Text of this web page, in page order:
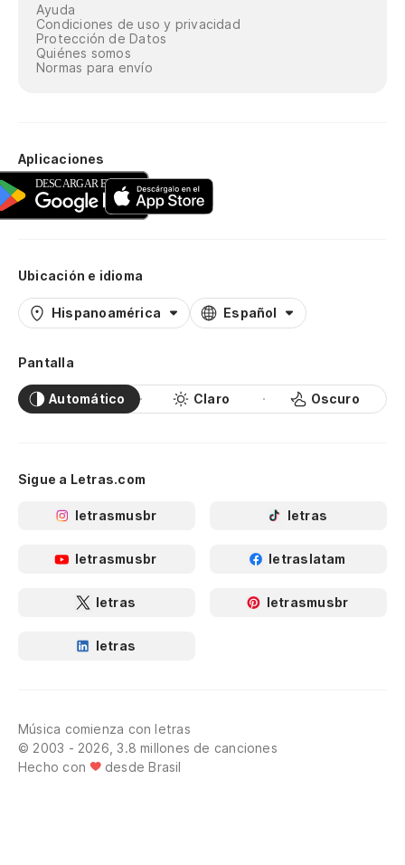
Ayuda
Condiciones de uso y privacidad
Protección de Datos
Quiénes somos
Normas para envío
Aplicaciones
Ubicación e idioma
Hispanoamérica Español
Pantalla
Automático Claro Oscuro
Sigue a Letras.com
letrasmusbr letras
letrasmusbr letraslatam
letras letrasmusbr
letras
Música comienza con letras
© 2003 - 2026, 3.8 millones de canciones
Hecho con
desde Brasil